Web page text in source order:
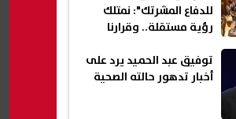
للدفاع المشرتك": نمتلك
رؤية مستقلة.. وقرارنا
توفيق عبد الحميد يرد على
أخبار تدهور حالته الصحية